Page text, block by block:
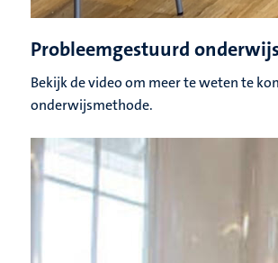
Probleemgestuurd
Bekijk de video om meer te weten te
onderwijsmethode.